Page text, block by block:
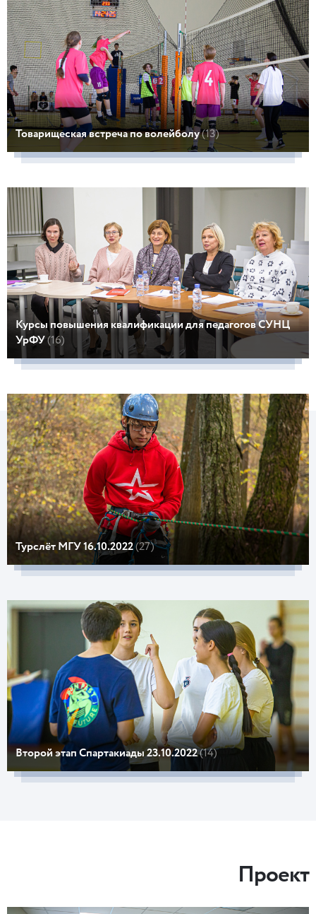
Товарищеская встреча по волейболу(13)
Курсы повышения квалификации для педагогов СУНЦ
УрФУ(16)
Турслёт МГУ 16.10.2022(27)
Второй этап Спартакиады 23.10.2022(14)
Проект